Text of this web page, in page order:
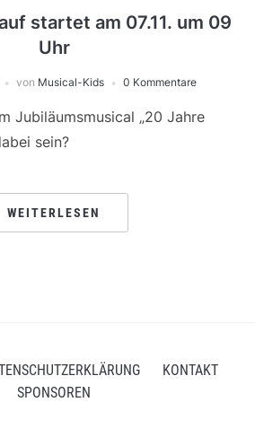
startet am 07.11. um 09
Uhr
von Musical-Kids 0 Kommentare
Jubiläumsmusical „20 Jahre
sein?
WEITERLESEN
KONTAKT
SPONSOREN